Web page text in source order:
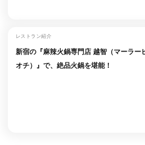
レストラン紹介
新宿の『麻辣火鍋専門店 越智（マーラー
オチ）』で、絶品火鍋を堪能！